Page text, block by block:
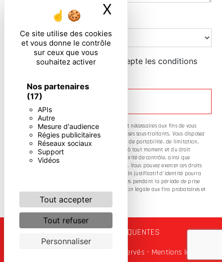
Ce site utilise des cookies
et vous donne le contrôle
sur ceux que vous
souhaitez activer
Nos partenaires
(17)
APIs
Autre
Mesure d'audience
Régies publicitaires
Réseaux sociaux
Support
Vidéos
Tout accepter
Tout refuser
Personnaliser
X
Combien font trois plus deux
En cochant cette case, j'accepte les conditions
** Les données personnelles communiquées sont nécessaires aux fins de vous
contacter. Elles sont destinées à l'entreprise et ses sous-traitants. Vous disposez
de droits d’accès, de rectification, d’effacement, de portabilité, de limitation,
d’opposition, de retrait de votre consentement à tout moment et du droit
d’introduire une réclamation auprès d’une autorité de contrôle, ainsi que
d’organiser le sort de vos données post-mortem. Vous pouvez exercer ces droits
par voie postale ou par courrier électronique. Un justificatif d'identité pourra
vous être demandé. Nous conservons vos données pendant la période de prise
de contact puis pendant la durée de prescription légale aux fins probatoires et
de gestion des contentieux.
RECHERCHES FRÉQUENTES
- 2026 - Tous droits réservés - Mentions légales